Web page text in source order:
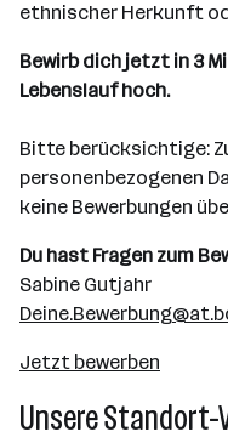
ethnischer Herkunft
Bewirb dich jetzt in 3
Lebenslauf hoch.
Bitte berücksichtige:
personenbezogenen
keine Bewerbungen
Du hast Fragen zum
Sabine Gutjahr
Jetzt bewerben
Unsere Standort-